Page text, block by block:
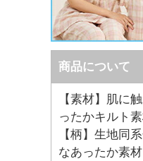
商品について
【素材】肌に
ったかキルト
【柄】生地同
なあったか素